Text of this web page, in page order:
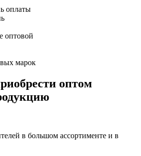
оплаты
оптовой
марок
оптом
в большом ассортименте и в